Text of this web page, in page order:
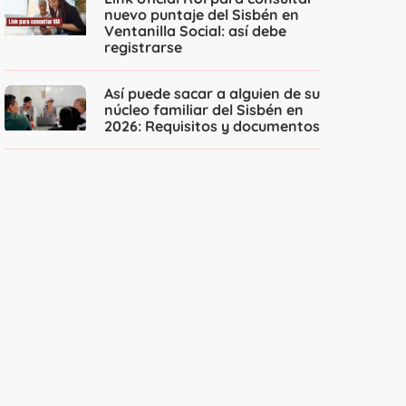
nuevo puntaje del Sisbén en
Ventanilla Social: así debe
registrarse
Así puede sacar a alguien de su
núcleo familiar del Sisbén en
2026: Requisitos y documentos